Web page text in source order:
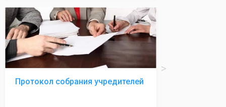
грамотно составят данное заявление, а Вам
нужно будет только поставить подпись на
нём!
Протокол собрания учредителей